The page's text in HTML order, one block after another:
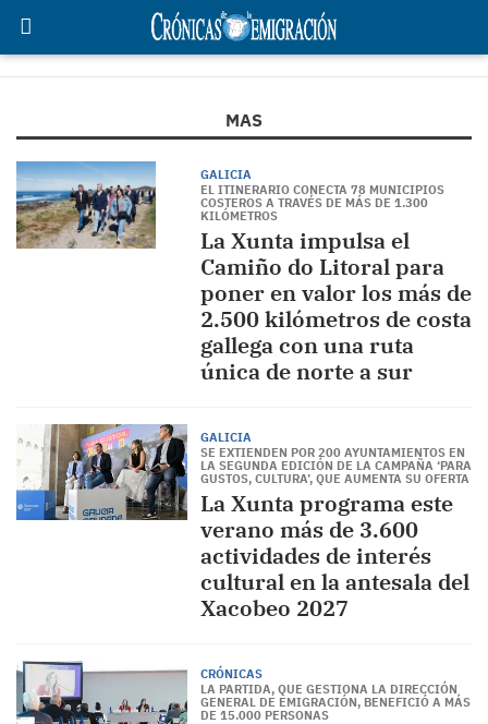
MAS
GALICIA
EL ITINERARIO CONECTA 78 MUNICIPIOS
COSTEROS A TRAVÉS DE MÁS DE 1.300
KILÓMETROS
La Xunta impulsa el
Camiño do Litoral para
poner en valor los más de
2.500 kilómetros de costa
gallega con una ruta
única de norte a sur
GALICIA
SE EXTIENDEN POR 200 AYUNTAMIENTOS EN
LA SEGUNDA EDICIÓN DE LA CAMPAÑA ‘PARA
GUSTOS, CULTURA’, QUE AUMENTA SU OFERTA
La Xunta programa este
verano más de 3.600
actividades de interés
cultural en la antesala del
Xacobeo 2027
CRÓNICAS
LA PARTIDA, QUE GESTIONA LA DIRECCIÓN
GENERAL DE EMIGRACIÓN, BENEFICIÓ A MÁS
DE 15.000 PERSONAS